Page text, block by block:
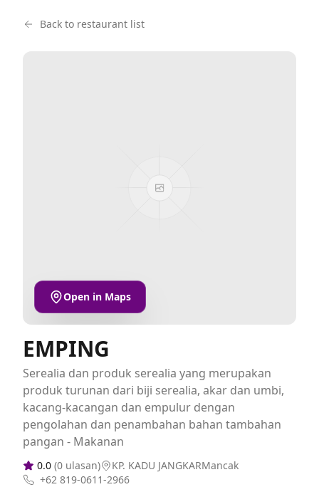
Back to restaurant list
Open in Maps
EMPING
Serealia dan produk serealia yang merupakan
produk turunan dari biji serealia, akar dan umbi,
kacang-kacangan dan empulur dengan
pengolahan dan penambahan bahan tambahan
pangan - Makanan
0.0 (0 ulasan)
KP. KADU JANGKARMancak
+62 819-0611-2966